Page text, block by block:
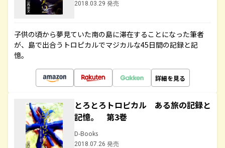
2018.03.29 発売
子供の頃から夢見ていた南の島に滞在することになった筆者
が、島で出合うトロピカルでマジカルな45日間の記録と記
憶。
詳細を見る
とろとろトロピカル ある旅の記録と
記憶。 第3巻
D-Books
2018.07.26 発売